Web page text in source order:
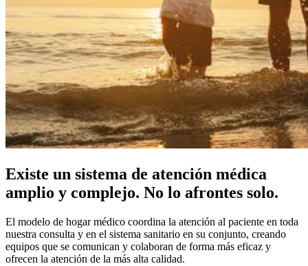
Existe un sistema de atención médica
amplio y complejo. No lo afrontes solo.
El modelo de hogar médico coordina la atención al paciente en toda
nuestra consulta y en el sistema sanitario en su conjunto, creando
equipos que se comunican y colaboran de forma más eficaz y
ofrecen la atención de la más alta calidad.